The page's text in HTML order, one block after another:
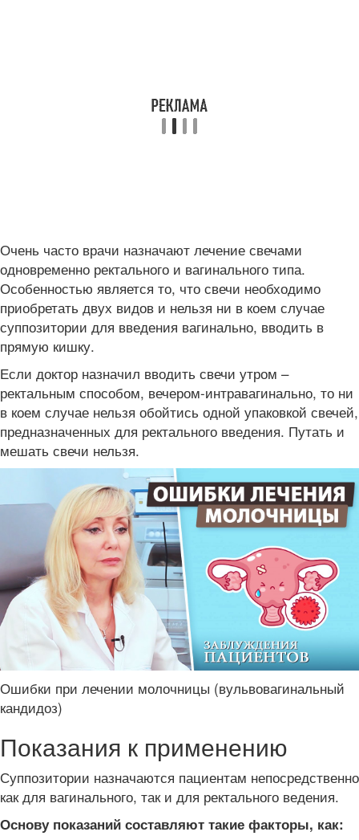
Очень часто врачи назначают лечение свечами
одновременно ректального и вагинального типа.
Особенностью является то, что свечи необходимо
приобретать двух видов и нельзя ни в коем случае
суппозитории для введения вагинально, вводить в
прямую кишку.
Если доктор назначил вводить свечи утром –
ректальным способом, вечером-интравагинально, то ни
в коем случае нельзя обойтись одной упаковкой свечей,
предназначенных для ректального введения. Путать и
мешать свечи нельзя.
Ошибки при лечении молочницы (вульвовагинальный
кандидоз)
Показания к применению
Суппозитории назначаются пациентам непосредственно
как для вагинального, так и для ректального ведения.
Основу показаний составляют такие факторы, как: